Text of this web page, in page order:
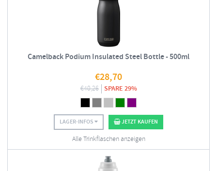
Camelback Podium Insulated Steel Bottle - 500ml
€28,70
€40,26 SPARE 29%
LAGER-INFOS JETZT KAUFEN
Alle Trinkflaschen anzeigen